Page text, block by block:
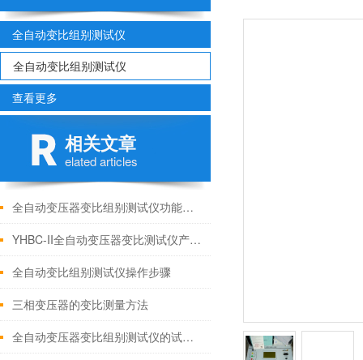
全自动变比组别测试仪
全自动变比组别测试仪
查看更多
相关文章
elated articles
全自动变压器变比组别测试仪功能特点
YHBC-II全自动变压器变比测试仪产品讲解
全自动变比组别测试仪操作步骤
三相变压器的变比测量方法
全自动变压器变比组别测试仪的试验操作方法